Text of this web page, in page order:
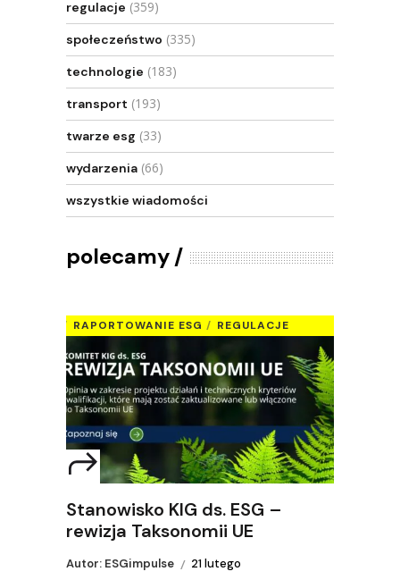
regulacje (359)
społeczeństwo (335)
technologie (183)
transport (193)
twarze esg (33)
wydarzenia (66)
wszystkie wiadomości
polecamy
RAPORTOWANIE ESG REGULACJE
Stanowisko KIG ds. ESG –
rewizja Taksonomii UE
Autor: ESGimpulse 21 lutego